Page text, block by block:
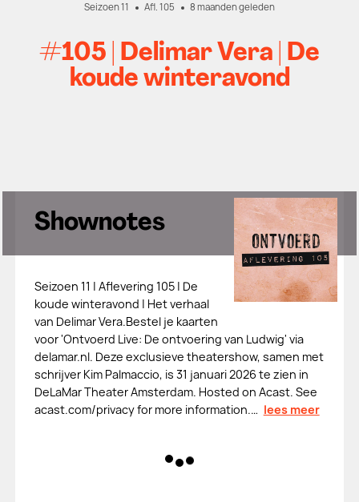
Seizoen 11 Afl. 105 8 maanden geleden
#105 | Delimar Vera | De
koude winteravond
Shownotes
Seizoen 11 | Aflevering 105 | De
koude winteravond | Het verhaal
van Delimar Vera.Bestel je kaarten
voor 'Ontvoerd Live: De ontvoering van Ludwig' via
delamar.nl. Deze exclusieve theatershow, samen met
schrijver Kim Palmaccio, is 31 januari 2026 te zien in
DeLaMar Theater Amsterdam. Hosted on Acast. See
acast.com/privacy for more information.… lees meer